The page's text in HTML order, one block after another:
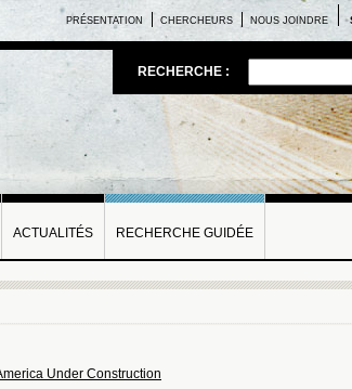
PRÉSENTATION CHERCHEURS NOUS JOINDRE
RECHERCHE :
ACTUALITÉS RECHERCHE GUIDÉE
Under Construction